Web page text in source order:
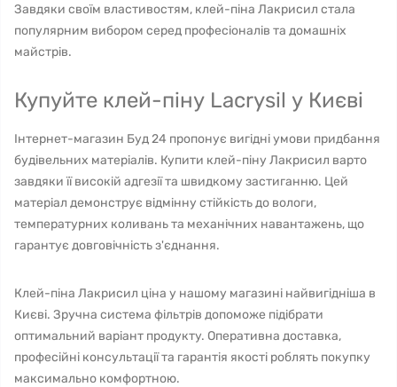
Завдяки своїм властивостям, клей-піна Лакрисил стала
популярним вибором серед професіоналів та домашніх
майстрів.
Купуйте клей-піну Lacrysil у Києві
Інтернет-магазин Буд 24 пропонує вигідні умови придбання
будівельних матеріалів. Купити клей-піну Лакрисил варто
завдяки її високій адгезії та швидкому застиганню. Цей
матеріал демонструє відмінну стійкість до вологи,
температурних коливань та механічних навантажень, що
гарантує довговічність з'єднання.
Клей-піна Лакрисил ціна у нашому магазині найвигідніша в
Києві. Зручна система фільтрів допоможе підібрати
оптимальний варіант продукту. Оперативна доставка,
професійні консультації та гарантія якості роблять покупку
максимально комфортною.